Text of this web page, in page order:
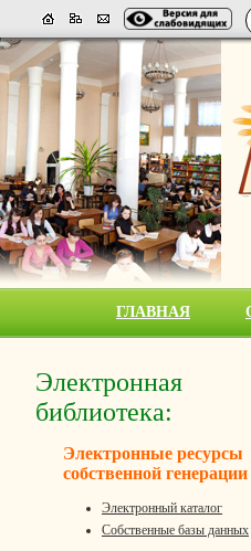
ГЛАВНАЯ
Электронная
библиотека:
Электронные ресурсы
собственной генерации
Электронный каталог
Собственные базы данных